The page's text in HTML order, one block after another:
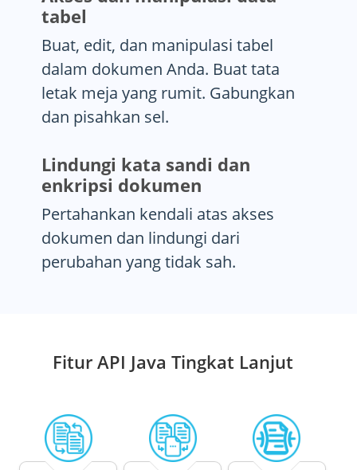
tabel
Buat, edit, dan manipulasi tabel
dalam dokumen Anda. Buat tata
letak meja yang rumit. Gabungkan
dan pisahkan sel.
Lindungi kata sandi dan
enkripsi dokumen
Pertahankan kendali atas akses
dokumen dan lindungi dari
perubahan yang tidak sah.
Fitur API Java Tingkat Lanjut